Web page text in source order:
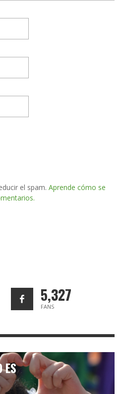
el spam. Aprende cómo se
5,327
FANS
ES